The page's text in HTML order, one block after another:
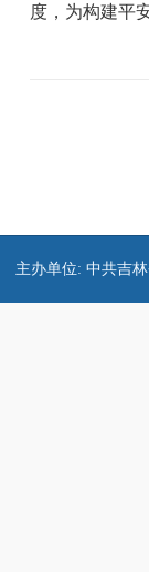
度，为构建平
主办单位: 中共吉